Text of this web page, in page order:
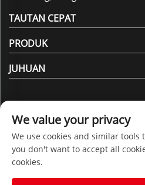
TAUTAN CEPAT
PRODUK
JUHUAN
Ikuti
We value your privacy
We use cookies and similar tools
you don't want to accept all
cookies.